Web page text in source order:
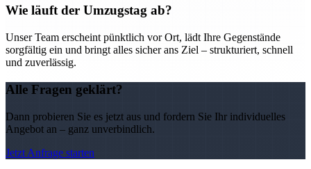
Wie läuft der Umzugstag ab?
Unser Team erscheint pünktlich vor Ort, lädt Ihre Gegenstände
sorgfältig ein und bringt alles sicher ans Ziel – strukturiert, schnell
und zuverlässig.
Alle Fragen geklärt?
Dann probieren Sie es jetzt aus und fordern Sie Ihr individuelles
Angebot an – ganz unverbindlich.
Jetzt Anfrage starten